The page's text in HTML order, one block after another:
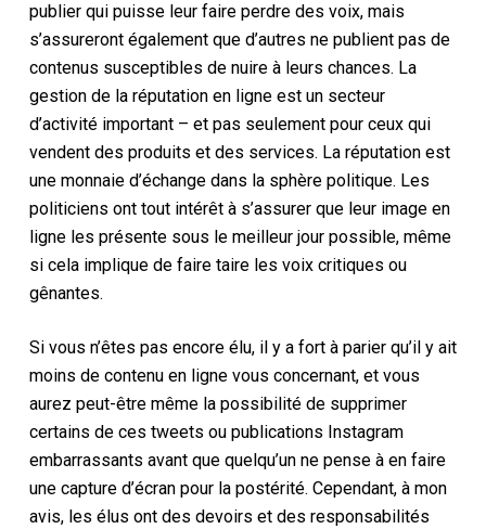
publier qui puisse leur faire perdre des voix, mais
s’assureront également que d’autres ne publient pas de
contenus susceptibles de nuire à leurs chances. La
gestion de la réputation en ligne est un secteur
d’activité important – et pas seulement pour ceux qui
vendent des produits et des services. La réputation est
une monnaie d’échange dans la sphère politique. Les
politiciens ont tout intérêt à s’assurer que leur image en
ligne les présente sous le meilleur jour possible, même
si cela implique de faire taire les voix critiques ou
gênantes.
Si vous n’êtes pas encore élu, il y a fort à parier qu’il y ait
moins de contenu en ligne vous concernant, et vous
aurez peut-être même la possibilité de supprimer
certains de ces tweets ou publications Instagram
embarrassants avant que quelqu’un ne pense à en faire
une capture d’écran pour la postérité. Cependant, à mon
avis, les élus ont des devoirs et des responsabilités